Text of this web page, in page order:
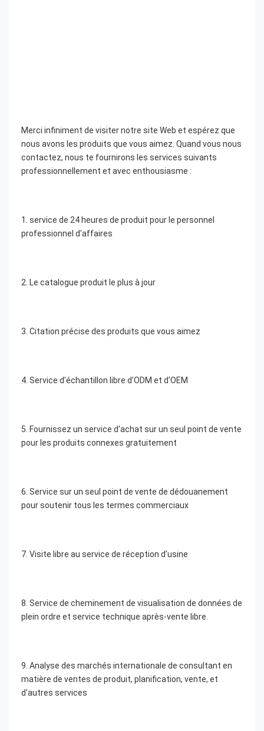
Merci infiniment de visiter notre site Web et espérez que
nous avons les produits que vous aimez. Quand vous nous
contactez, nous te fournirons les services suivants
professionnellement et avec enthousiasme :
1. service de 24 heures de produit pour le personnel
professionnel d'affaires
2. Le catalogue produit le plus à jour
3. Citation précise des produits que vous aimez
4. Service d'échantillon libre d'ODM et d'OEM
5. Fournissez un service d'achat sur un seul point de vente
pour les produits connexes gratuitement
6. Service sur un seul point de vente de dédouanement
pour soutenir tous les termes commerciaux
7. Visite libre au service de réception d'usine
8. Service de cheminement de visualisation de données de
plein ordre et service technique après-vente libre.
9. Analyse des marchés internationale de consultant en
matière de ventes de produit, planification, vente, et
d'autres services